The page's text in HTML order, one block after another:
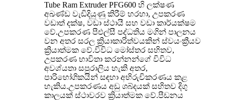
Tube Ram Extruder PFG600 හි ලක්ෂණ
අඛණ්ඩ වැඩිදියුණු කිරීම් හරහා, උපකරණ
වඩාත් දක්ෂ, වඩා ස්ථායී සහ වඩා කාර්යක්ෂම
වේ.උපකරණ පීඑල්සී පද්ධතිය මගින් පාලනය
වන අතර සරල ක්‍රියාකාරිත්වයකින් ස්වයංක්‍රීයව
ක්‍රියාත්මක වේ.විවිධ මෝස්තර සහිතව,
උපකරණ භාවිතා කරන්නන්ගේ විවිධ
අවශ්යතා සපුරාලිය හැකි අතර,
පාරිභෝගිකයින් සඳහා අභිරුචිකරණය කළ
හැකිය.උපකරණය අඩු ශබ්දයක් සහිතව දිගු
කාලයක් ස්ථාවරව ක්‍රියාත්මක වේ.පීඩනය